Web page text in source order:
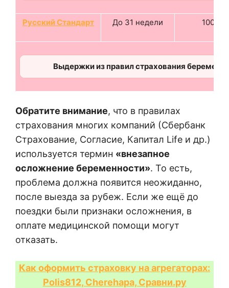
Русский Стандарт До 31 недели 100 %
Выдержки из правил страхования
Обратите внимание, что в правилах
страхования многих компаний (Сбербанк
Страхование, Согласие, Капитал Life и др.)
используется термин «внезапное
осложнение беременности». То есть,
проблема должна появится неожиданно,
после выезда за рубеж. Если же ещё до
поездки были признаки осложнения, в
оплате медицинской помощи могут
отказать.
Как оформить страховку на агрегаторах:
Polis812, Cherehapa, Сравни.ру